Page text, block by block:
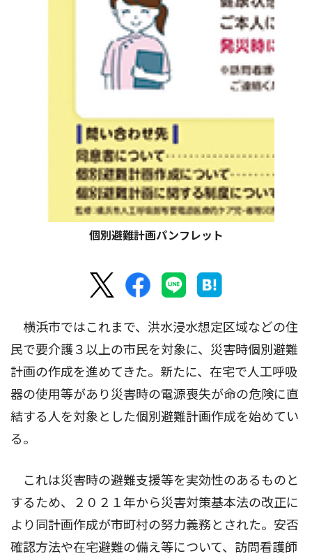
個別避難計画パンフレット
横浜市ではこれまで、洪水浸水想定区域などの住
民で要介護３以上の市民を対象に、災害時個別避難
計画の作成を進めてきた。新たに、在宅で人工呼吸
器の使用等があり災害時の電源喪失が命の危険に直
結する人を対象とした個別避難計画作成を始めてい
る。
これは災害時の避難支援等を実効性のあるものと
するため、２０２１年から災害対策基本法の改正に
より同計画作成が市町村の努力義務とされた。安否
確認方法や在宅避難の備え等について、訪問看護師